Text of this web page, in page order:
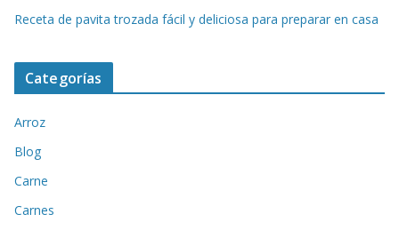
Receta de pavita trozada fácil y deliciosa para preparar en casa
Categorías
Arroz
Blog
Carne
Carnes